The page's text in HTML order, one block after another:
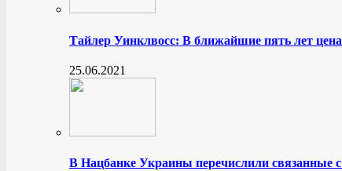
Тайлер Уинклвосс: В ближайшие пять лет
25.06.2021
В Нацбанке Украины перечислили связанные